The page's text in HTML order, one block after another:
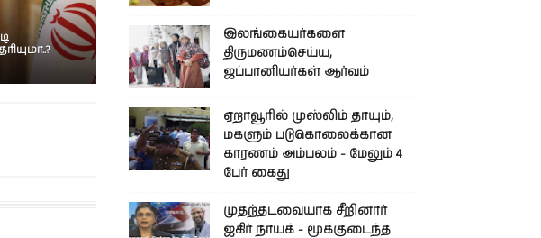
இலங்கையர்களை
திருமணம்செய்ய,
ஜப்பானியர்கள் ஆர்வம்
ஏறாவூரில் முஸ்லிம் தாயும்,
மகளும் படுகொலைக்கான
காரணம் அம்பலம் - மேலும் 4
பேர் கைது
முதற்தடவையாக சீறினார்
ஜகிர் நாயக் - மூக்குடைந்த